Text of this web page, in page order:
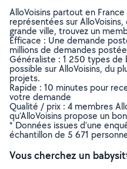
AlloVoisins partout en
représentées sur
grande ville, trouvez un
Efficace : Une demande
millions de demandes
Généraliste : 1 250 types
possible sur AlloVoisins, du
projets.
Rapide : 10 minutes pour
votre demande
Qualité / prix : 4 membres
qu’AlloVoisins propose un
* Données issues d’une
échantillon de 5 671
Vous cherchez un